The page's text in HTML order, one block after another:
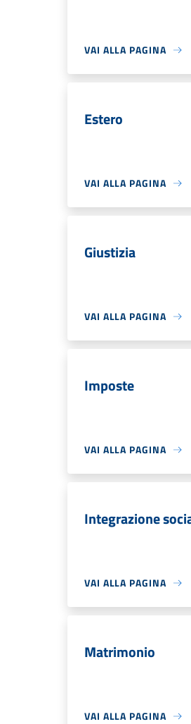
VAI ALLA PAGINA
Estero
VAI ALLA PAGINA
Giustizia
VAI ALLA PAGINA
Imposte
VAI ALLA PAGINA
Integrazione
VAI ALLA PAGINA
Matrimonio
VAI ALLA PAGINA